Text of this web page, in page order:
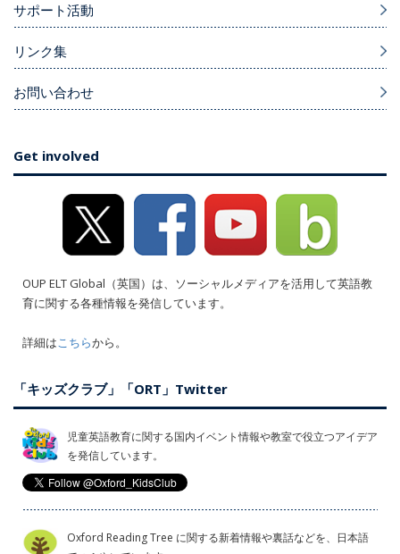
サポート活動
リンク集
お問い合わせ
Get involved
OUP ELT Global（英国）は、ソーシャルメディアを活用して英語教
育に関する各種情報を発信しています。
詳細はこちらから。
「キッズクラブ」「ORT」Twitter
児童英語教育に関する国内イベント情報や教室で役立つアイデア
を発信しています。
Oxford Reading Tree に関する新着情報や裏話などを、日本語